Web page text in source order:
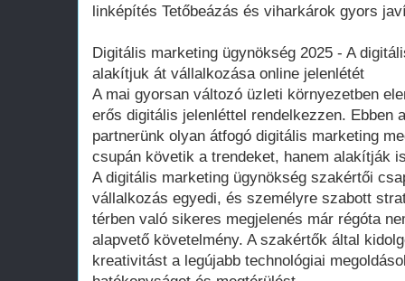
linképítés Tetőbeázás és viharkárok gyors
Digitális marketing ügynökség 2025 - A
alakítjuk át vállalkozása online jelenlétét
A mai gyorsan változó üzleti környezetben
erős digitális jelenléttel rendelkezzen. Ebben
partnerünk olyan átfogó digitális marketing
csupán követik a trendeket, hanem alakítják
A digitális marketing ügynökség szakértői
vállalkozás egyedi, és személyre szabott
térben való sikeres megjelenés már régóta
alapvető követelmény. A szakértők által
kreativitást a legújabb technológiai